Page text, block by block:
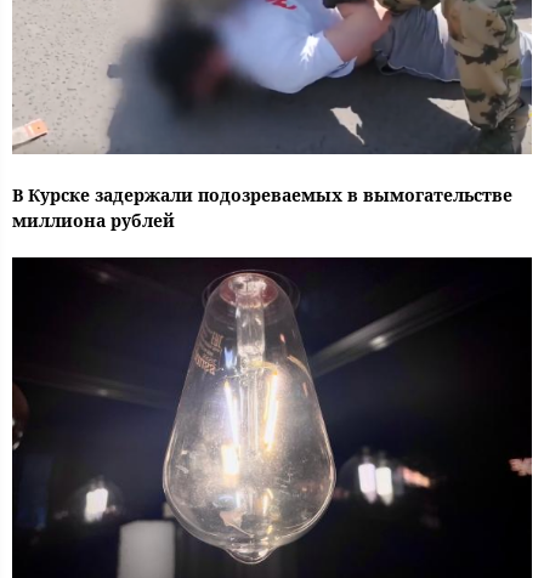
В Курске задержали подозреваемых в вымогательстве
миллиона рублей